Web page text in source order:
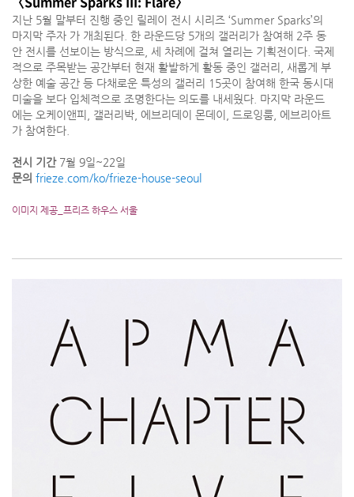
지난 5월 말부터 진행 중인 릴레이 전시 시리즈 ‘Summer Sparks’의
마지막 주자 가 개최된다. 한 라운드당 5개의 갤러리가 참여해 2주 동
안 전시를 선보이는 방식으로, 세 차례에 걸쳐 열리는 기획전이다. 국제
적으로 주목받는 공간부터 현재 활발하게 활동 중인 갤러리, 새롭게 부
상한 예술 공간 등 다채로운 특성의 갤러리 15곳이 참여해 한국 동시대
미술을 보다 입체적으로 조명한다는 의도를 내세웠다. 마지막 라운드
에는 오케이앤피, 갤러리박, 에브리데이 몬데이, 드로잉룸, 에브리아트
가 참여한다.
전시 기간 7월 9일~22일
문의 frieze.com/ko/frieze-house-seoul
이미지 제공_프리즈 하우스 서울